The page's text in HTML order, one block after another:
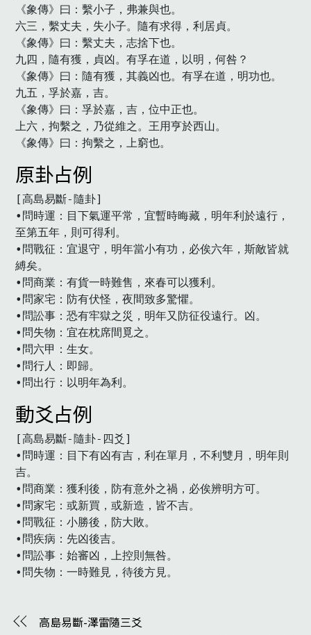
《象傳》曰：繫小子，弗兼與也。
六三，繫丈夫，失小子。隨有求得，利居貞。
《象傳》曰：繫丈夫，志捨下也。
九四，隨有獲，貞凶。有孚在道，以明，何咎？
《象傳》曰：隨有獲，其義凶也。有孚在道，明功也。
九五，孚於嘉，吉。
《象傳》曰：孚於嘉，吉，位中正也。
上六，拘繫之，乃從維之。王用亨於西山。
《象傳》曰：拘繫之，上窮也。
原卦占例
[高島易斷-隨卦]
•問時運：目下氣運平常，宜暫時晦藏，明年利於遠行，
至第五年，則可得利。
•問戰征：宜退守，明年當小有功，必俟六年，斯敵皆就
縛矣。
•問商業：有貨一時難售，來春可以獲利。
•問家宅：防有伏怪，夜間致多驚懼。
•問訟事：恐有牢獄之災，明年又防征役遠行。凶。
•問失物：宜在枕席間覓之。
•問六甲：生女。
•問行人：即歸。
•問出行：以明年為利。
動爻占例
[高島易斷-隨卦-四爻]
•問時運：目下有凶有吉，利在單月，不利雙月，明年則
吉。
•問商業：獲利後，防有意外之禍，必俟辨明方可。
•問家宅：或新買，或新造，皆不吉。
•問戰征：小勝後，防大敗。
•問疾病：先凶後吉。
•問訟事：始審凶，上控則無咎。
•問失物：一時難見，待後方見。
高島易斷-澤雷隨三爻